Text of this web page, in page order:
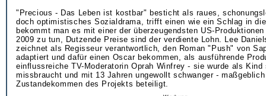
"Precious - Das Leben ist kostbar" besticht als raues,
doch optimistisches Sozialdrama, trifft einen wie ein Schlag in
bekommt man es mit einer der überzeugendsten US-
2009 zu tun, Dutzende Preise sind der verdiente Lohn. Lee
zeichnet als Regisseur verantwortlich, den Roman "Push" von
adaptiert und dafür einen Oscar bekommen, als ausführende
einflussreiche TV-Moderatorin Oprah Winfrey - sie wurde als Kind
missbraucht und mit 13 Jahren ungewollt schwanger -
Zustandekommen des Projekts beteiligt.